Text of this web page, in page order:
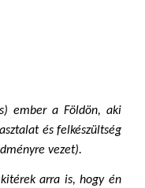
ember a Földön, aki
és felkészültség
vezet).
arra is, hogy én